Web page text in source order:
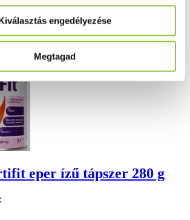
engedélyezése
Megtagad
Önt
eper ízű tápszer 280 g